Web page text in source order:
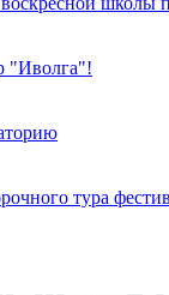
"Иволга"!
тура